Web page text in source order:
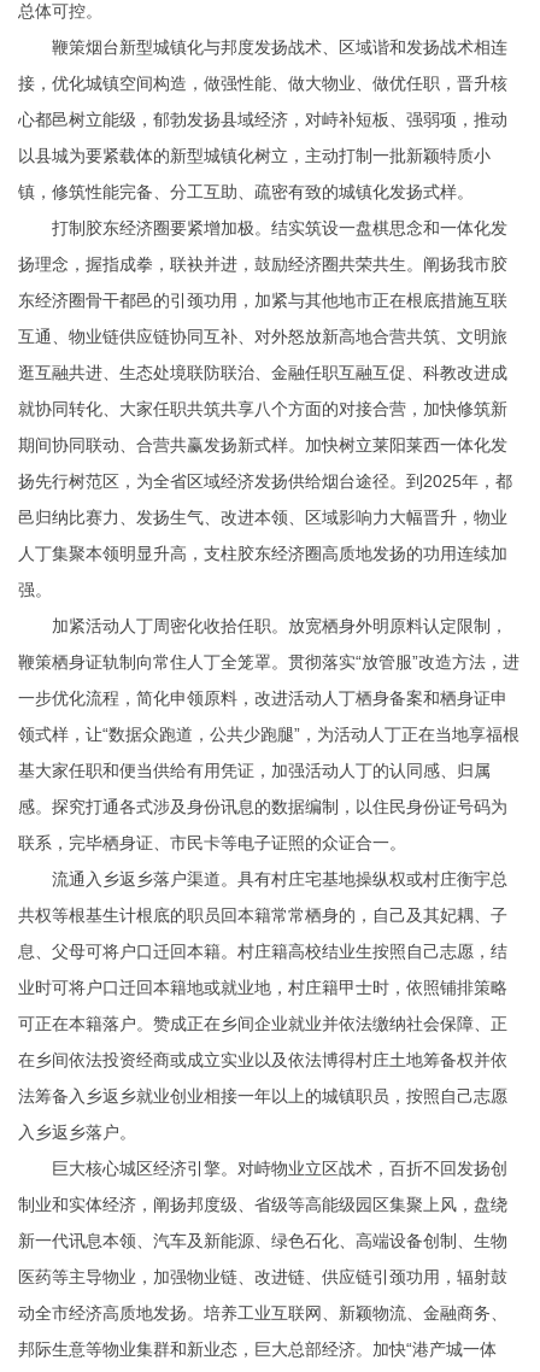
总体可控。
鞭策烟台新型城镇化与邦度发扬战术、区域谐和发扬战术相连
接，优化城镇空间构造，做强性能、做大物业、做优任职，晋升核
心都邑树立能级，郁勃发扬县域经济，对峙补短板、强弱项，推动
以县城为要紧载体的新型城镇化树立，主动打制一批新颖特质小
镇，修筑性能完备、分工互助、疏密有致的城镇化发扬式样。
打制胶东经济圈要紧增加极。结实筑设一盘棋思念和一体化发
扬理念，握指成拳，联袂并进，鼓励经济圈共荣共生。阐扬我市胶
东经济圈骨干都邑的引颈功用，加紧与其他地市正在根底措施互联
互通、物业链供应链协同互补、对外怒放新高地合营共筑、文明旅
逛互融共进、生态处境联防联治、金融任职互融互促、科教改进成
就协同转化、大家任职共筑共享八个方面的对接合营，加快修筑新
期间协同联动、合营共赢发扬新式样。加快树立莱阳莱西一体化发
扬先行树范区，为全省区域经济发扬供给烟台途径。到2025年，都
邑归纳比赛力、发扬生气、改进本领、区域影响力大幅晋升，物业
人丁集聚本领明显升高，支柱胶东经济圈高质地发扬的功用连续加
强。
加紧活动人丁周密化收拾任职。放宽栖身外明原料认定限制，
鞭策栖身证轨制向常住人丁全笼罩。贯彻落实“放管服”改造方法，进
一步优化流程，简化申领原料，改进活动人丁栖身备案和栖身证申
领式样，让“数据众跑道，公共少跑腿”，为活动人丁正在当地享福根
基大家任职和便当供给有用凭证，加强活动人丁的认同感、归属
感。探究打通各式涉及身份讯息的数据编制，以住民身份证号码为
联系，完毕栖身证、市民卡等电子证照的众证合一。
流通入乡返乡落户渠道。具有村庄宅基地操纵权或村庄衡宇总
共权等根基生计根底的职员回本籍常常栖身的，自己及其妃耦、子
息、父母可将户口迁回本籍。村庄籍高校结业生按照自己志愿，结
业时可将户口迁回本籍地或就业地，村庄籍甲士时，依照铺排策略
可正在本籍落户。赞成正在乡间企业就业并依法缴纳社会保障、正
在乡间依法投资经商或成立实业以及依法博得村庄土地筹备权并依
法筹备入乡返乡就业创业相接一年以上的城镇职员，按照自己志愿
入乡返乡落户。
巨大核心城区经济引擎。对峙物业立区战术，百折不回发扬创
制业和实体经济，阐扬邦度级、省级等高能级园区集聚上风，盘绕
新一代讯息本领、汽车及新能源、绿色石化、高端设备创制、生物
医药等主导物业，加强物业链、改进链、供应链引颈功用，辐射鼓
动全市经济高质地发扬。培养工业互联网、新颖物流、金融商务、
邦际生意等物业集群和新业态，巨大总部经济。加快“港产城一体